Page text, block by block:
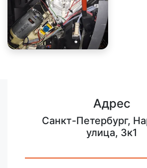
Адрес
Санкт-Петербург,
улица, 3к1